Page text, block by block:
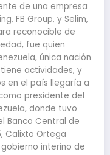
de una empresa
FB Group, y Selim,
reconocible de
fue quien
única nación
actividades, y
en el país llegaría a
presidente del
donde tuvo
Banco Central de
Calixto Ortega
interino de